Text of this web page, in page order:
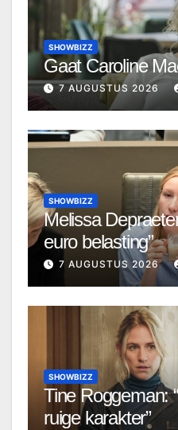
SHOWBIZZ
Gaat Caroline
7 AUGUSTUS 2026
SHOWBIZZ
Melissa
euro belasting”
7 AUGUSTUS 2026
SHOWBIZZ
Tine Roggeman:
ruige karakter”